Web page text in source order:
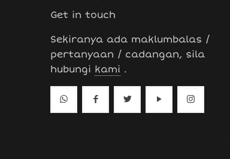
Get in touch
Sekiranya ada maklumbalas /
pertanyaan / cadangan, sila
hubungi kami .